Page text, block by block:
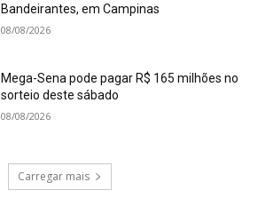
Bandeirantes, em Campinas
08/08/2026
Mega-Sena pode pagar R$ 165 milhões no
sorteio deste sábado
08/08/2026
Carregar mais